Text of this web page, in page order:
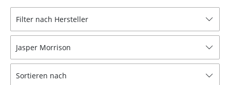
Sofas
Sessel
Loungesessel
Stühle
Filter nach Hersteller
Jasper Morrison
Sortieren nach